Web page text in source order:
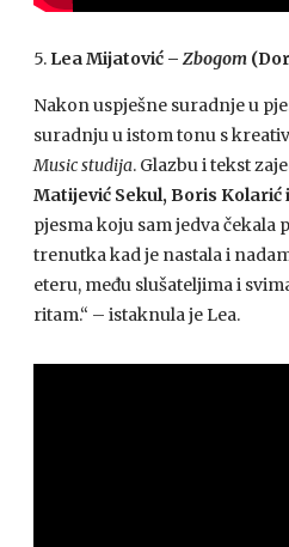
5. Lea Mijatović – Zbogom
Nakon uspješne suradnje u
suradnju u istom tonu s
Music studija. Glazbu i tekst
Matijević Sekul, Boris Kolarić
pjesma koju sam jedva čekala
trenutka kad je nastala i
eteru, među slušateljima i
ritam.“ – istaknula je Lea.